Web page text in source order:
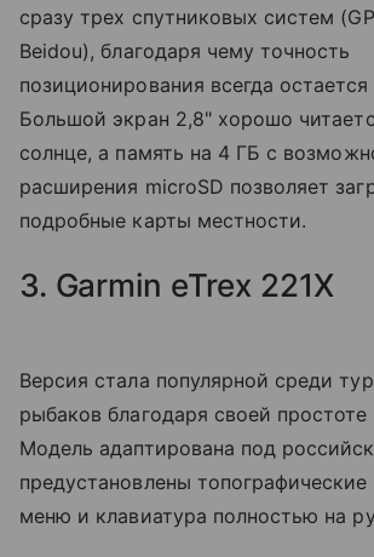
сразу трех спутниковых систем
Beidou), благодаря чему точность
позиционирования всегда
Большой экран 2,8" хорошо
солнце, а память на 4 ГБ с
расширения microSD позволяет
подробные карты местности.
3. Garmin eTrex 221X
Версия стала популярной среди
рыбаков благодаря своей
Модель адаптирована под
предустановлены
меню и клавиатура полностью на